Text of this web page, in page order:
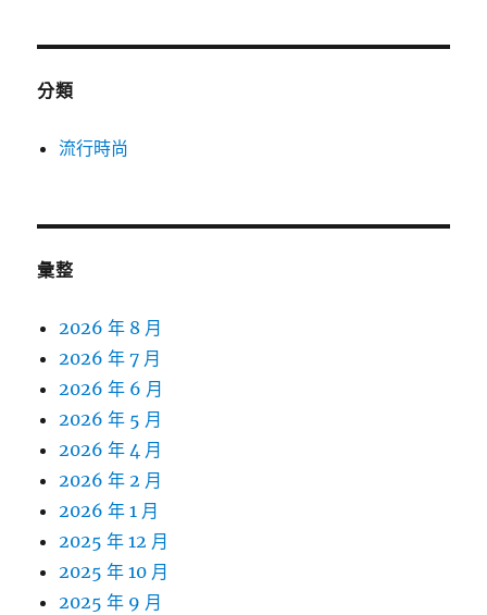
分類
流行時尚
彙整
2026 年 8 月
2026 年 7 月
2026 年 6 月
2026 年 5 月
2026 年 4 月
2026 年 2 月
2026 年 1 月
2025 年 12 月
2025 年 10 月
2025 年 9 月